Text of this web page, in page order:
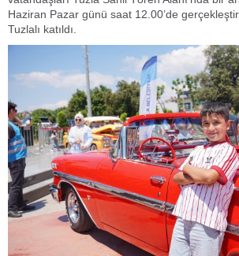
Haziran Pazar günü saat 12.00’de
Tuzlalı katıldı.